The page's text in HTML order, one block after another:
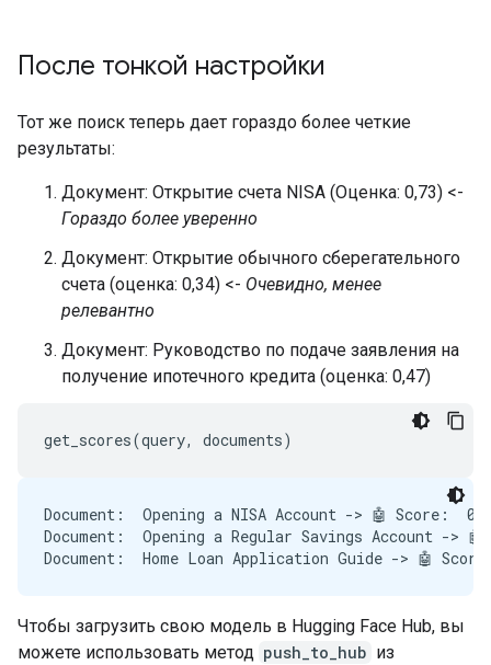
Step 15 finished. Running evaluation:
Document:  Opening a NISA Account -> 🤖 Score:
Document:  Home Loan Application Guide -> 🤖
Step 15 finished. Running evaluation:
Document:  Opening a NISA Account -> 🤖 Score:
Document:  Opening a Regular Savings Account ->
Document:  Home Loan Application Guide -> 🤖
После тонкой настройки
Тот же поиск теперь дает гораздо более четкие
результаты:
Документ: Открытие счета NISA (Оценка: 0,73) <-
Гораздо более уверенно
Документ: Открытие обычного сберегательного
счета (оценка: 0,34) <- Очевидно, менее
релевантно
Документ: Руководство по подаче заявления на
получение ипотечного кредита (оценка: 0,47)
Document:  Opening a NISA Account -> 🤖 Score:
Document:  Opening a Regular Savings Account ->
Чтобы загрузить свою модель в Hugging Face Hub, вы
можете использовать метод push_to_hub из